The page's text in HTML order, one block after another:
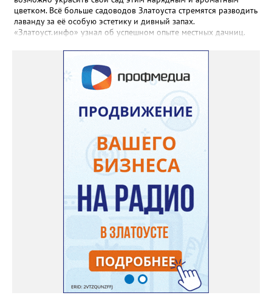
цветком. Всё больше садоводов Златоуста стремятся разводить
лаванду за её особую эстетику и дивный запах.
«Златоуст.инфо» узнал об успешном опыте местных дачниц.
семян (на фото), - отметила «Златоуст.инфо» хозяйка частного
дома Екатерина Бойко. – Посадила вдоль забора, потому что
низины этот цветок не любит. Вот уже второй год растет и
радует меня. Соседи просят саженцы: аромат и до них
доносится. В конце лета собираю лаванду в пучки, сушу –
получаются букеты и саше одновременно. Лаванда широко
используется и в кулинарии». Семена, отметила собеседница
нашего портала, у неё были сорта «Вознесенская узколистная».
Только она хорошо зимует без укрытия. Всхожесть оказалась
на удивление хорошей: из пяти семян из каждой пачки четыре
взошли даже без стратификации. После покупки (по весне)
садовод советует сразу убрать семена в холодильник на два
месяца, а место посадки - мульчировать мелкой корой. Семена
самосевом в ней отлично прорастают. Если иногда срезать
сухие цветы и стряхивать семена вокруг куртины, лаванда
весной прорастет сама. Ещё один секрет – этот символ
Прованса не любит «вкусную» почву. Добавляйте в посадочную
яму гравий и песок – требуется хороший дренаж. В первый год
Екатерина рекомендует цветы убирать, чтобы силы куста
пошли на наращивание корневой системы. А со второго года
пусть лаванда цветёт во всю силу! Фото: Екатерина Бойко,
специально для «Златоуст.инфо». Обсуждение новости здесь
ВКОНТАКТЕ https://vk.com/newszlatoust74